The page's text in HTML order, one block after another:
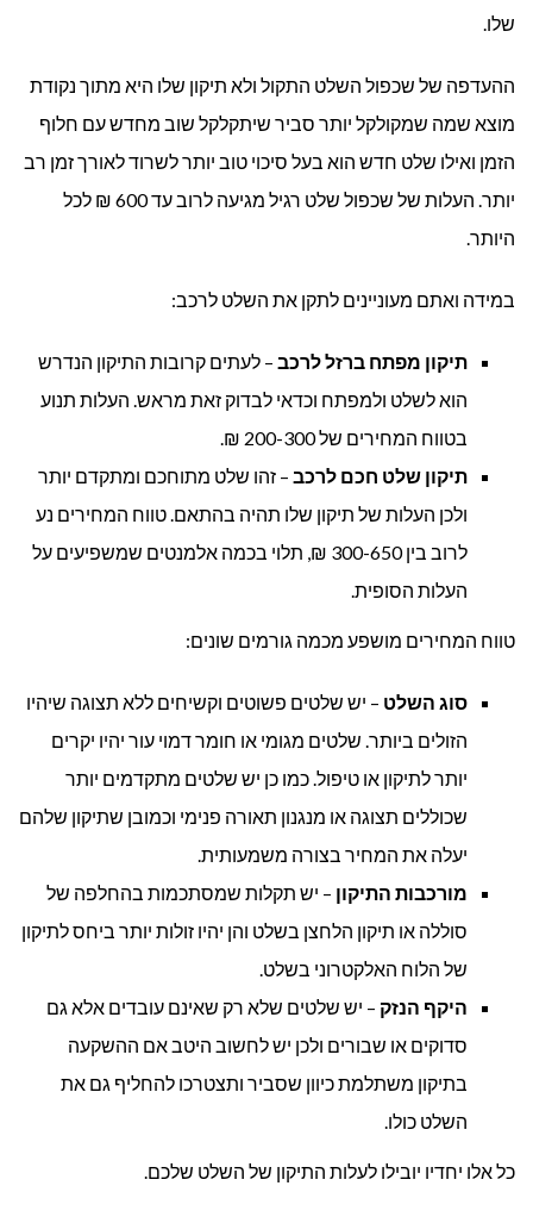
שלו.
ההעדפה של שכפול השלט התקול ולא תיקון שלו היא מתוך נקודת
מוצא שמה שמקולקל יותר סביר שיתקלקל שוב מחדש עם חלוף
הזמן ואילו שלט חדש הוא בעל סיכוי טוב יותר לשרוד לאורך זמן רב
יותר. העלות של שכפול שלט רגיל מגיעה לרוב עד 600 ₪ לכל
היותר.
במידה ואתם מעוניינים לתקן את השלט לרכב:
תיקון מפתח ברזללרכב – לעתים קרובות התיקון הנדרש
הוא לשלט ולמפתח וכדאי לבדוק זאת מראש. העלות תנוע
בטווח המחירים של 200-300 ₪.
תיקון שלט חכם לרכב – זהו שלט מתוחכם ומתקדם יותר
ולכן העלות של תיקון שלו תהיה בהתאם. טווח המחירים נע
לרוב בין 300-650 ₪, תלוי בכמה אלמנטים שמשפיעים על
העלות הסופית.
טווח המחירים מושפע מכמה גורמים שונים:
סוג השלט – יש שלטים פשוטים וקשיחים ללא תצוגה שיהיו
הזולים ביותר. שלטים מגומי או חומר דמוי עור יהיו יקרים
יותר לתיקון או טיפול. כמו כן יש שלטים מתקדמים יותר
שכוללים תצוגה או מנגנון תאורה פנימי וכמובן שתיקון שלהם
יעלה את המחיר בצורה משמעותית.
מורכבות התיקון – יש תקלות שמסתכמות בהחלפה של
סוללה או תיקון הלחצן בשלט והן יהיו זולות יותר ביחס לתיקון
של הלוח האלקטרוני בשלט.
היקף הנזק – יש שלטים שלא רק שאינם עובדים אלא גם
סדוקים או שבורים ולכן יש לחשוב היטב אם ההשקעה
בתיקון משתלמת כיוון שסביר ותצטרכו להחליף גם את
השלט כולו.
כל אלו יחדיו יובילו לעלות התיקון של השלט שלכם.